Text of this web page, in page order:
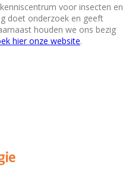
voor insecten en
doet onderzoek en geeft
houden we ons bezig
hier onze website.